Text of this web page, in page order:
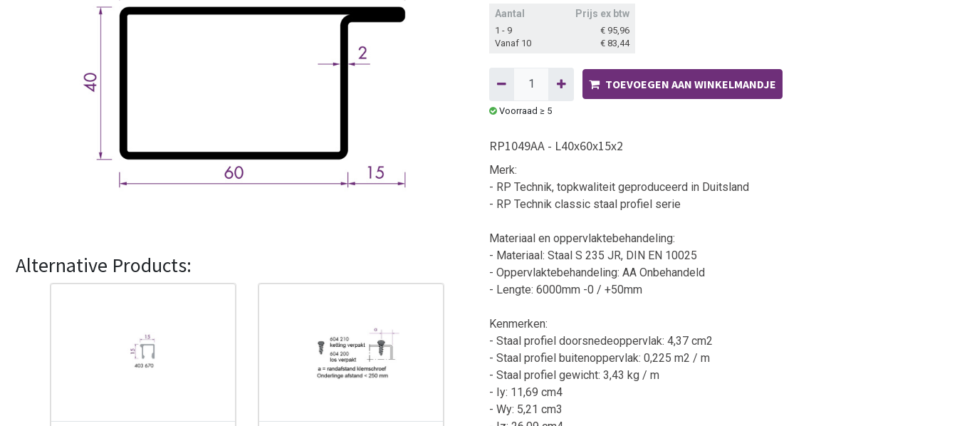
Alternative Products:
Aantal Prijs ex btw
1 - 9 € 95,96
Vanaf 10
€ 83,44
TOEVOEGEN AAN WINKELMANDJE
Voorraad ≥ 5
RP1049AA - L40x60x15x2
Merk:
- RP Technik, topkwaliteit geproduceerd in Duitsland
- RP Technik classic staal profiel serie
Materiaal en oppervlaktebehandeling:
- Materiaal: Staal S 235 JR, DIN EN 10025
- Oppervlaktebehandeling: AA Onbehandeld
- Lengte: 6000mm -0 / +50mm
Kenmerken:
- Staal profiel doorsnedeoppervlak: 4,37 cm2
- Staal profiel buitenoppervlak: 0,225 m2 / m
- Staal profiel gewicht: 3,43 kg / m
- Iy: 11,69 cm4
- Wy: 5,21 cm3